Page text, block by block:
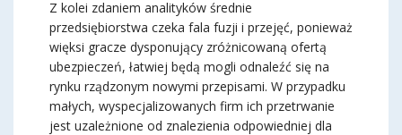
Z kolei zdaniem analityków średnie
przedsiębiorstwa czeka fala fuzji i przejęć, ponieważ
więksi gracze dysponujący zróżnicowaną ofertą
ubezpieczeń, łatwiej będą mogli odnaleźć się na
rynku rządzonym nowymi przepisami. W przypadku
małych, wyspecjalizowanych firm ich przetrwanie
jest uzależnione od znalezienia odpowiedniej dla